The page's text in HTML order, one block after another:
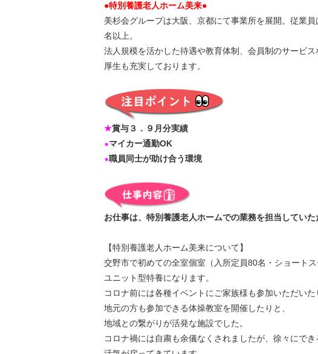
●特別養護老人ホーム美来●
美杉会グループは大阪、京都にて事業所を展開。従業
名以上。
法人規模を活かした待遇や教育体制、会員制のサービス
厚生も充実しております。
★賞与３．９月分実績
★マイカー通勤OK
★職員同士が助け合う環境
お仕事は、特別養護老人ホームでの業務を担当していた
【特別養護老人ホーム美来について】
交野市で初めての全室個室（入所定員80名・ショート
ユニット型特養になります。
コロナ前には各種イベントにご家族様も参加いただいた
地元の方も参加できる体操教室を開催したりと、
地域との繋がりが活発な施設でした。
コロナ禍には自粛も余儀なくされましたが、徐々にでき